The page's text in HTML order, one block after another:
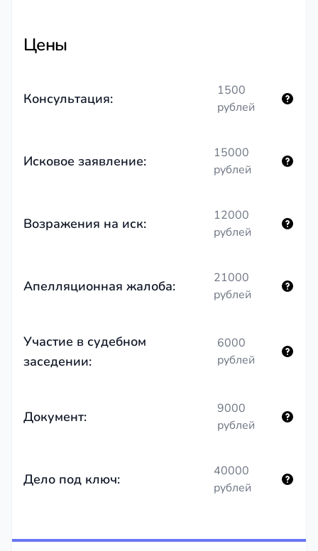
Цены
Консультация:
1500
рублей
Исковое заявление:
15000
рублей
Возражения на иск:
12000
рублей
Апелляционная жалоба:
21000
рублей
Участие в судебном
заседении:
6000
рублей
Документ:
9000
рублей
Дело под ключ:
40000
рублей